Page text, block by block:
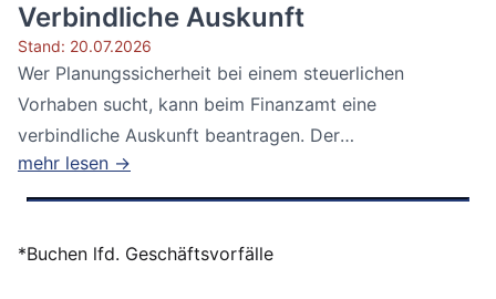
Verbindliche Auskunft
Stand: 20.07.2026
Wer Planungssicherheit bei einem steuerlichen
Vorhaben sucht, kann beim Finanzamt eine
verbindliche Auskunft beantragen. Der
Bundesfinanzhof...
mehr lesen →
*Buchen lfd. Geschäftsvorfälle